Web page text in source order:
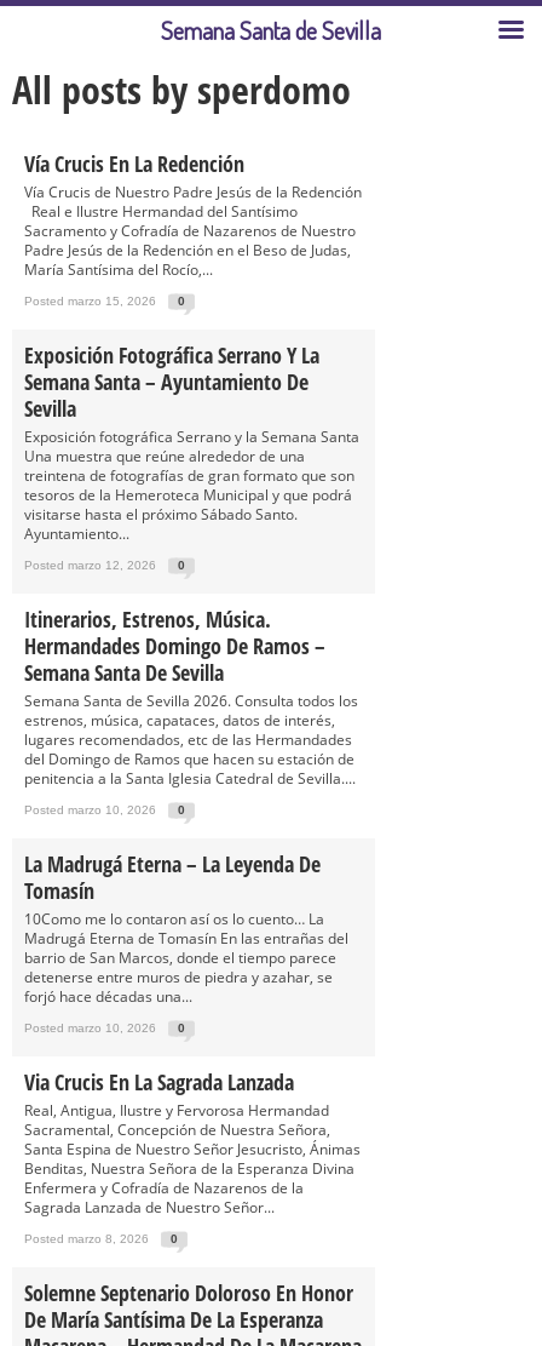
All posts by sperdomo
Vía Crucis En La Redención
Vía Crucis de Nuestro Padre Jesús de la Redención
Real e Ilustre Hermandad del Santísimo
Sacramento y Cofradía de Nazarenos de Nuestro
Padre Jesús de la Redención en el Beso de Judas,
María Santísima del Rocío,...
Posted marzo 15, 2026 0
Exposición Fotográfica Serrano Y La
Semana Santa – Ayuntamiento De
Sevilla
Exposición fotográfica Serrano y la Semana Santa
Una muestra que reúne alrededor de una
treintena de fotografías de gran formato que son
tesoros de la Hemeroteca Municipal y que podrá
visitarse hasta el próximo Sábado Santo.
Ayuntamiento...
Posted marzo 12, 2026 0
Itinerarios, Estrenos, Música.
Hermandades Domingo De Ramos –
Semana Santa De Sevilla
Semana Santa de Sevilla 2026. Consulta todos los
estrenos, música, capataces, datos de interés,
lugares recomendados, etc de las Hermandades
del Domingo de Ramos que hacen su estación de
penitencia a la Santa Iglesia Catedral de Sevilla....
Posted marzo 10, 2026 0
La Madrugá Eterna – La Leyenda De
Tomasín
10Como me lo contaron así os lo cuento… La
Madrugá Eterna de Tomasín En las entrañas del
barrio de San Marcos, donde el tiempo parece
detenerse entre muros de piedra y azahar, se
forjó hace décadas una...
Posted marzo 10, 2026 0
Via Crucis En La Sagrada Lanzada
Real, Antigua, Ilustre y Fervorosa Hermandad
Sacramental, Concepción de Nuestra Señora,
Santa Espina de Nuestro Señor Jesucristo, Ánimas
Benditas, Nuestra Señora de la Esperanza Divina
Enfermera y Cofradía de Nazarenos de la
Sagrada Lanzada de Nuestro Señor...
Posted marzo 8, 2026 0
Solemne Septenario Doloroso En Honor
De María Santísima De La Esperanza
Semana Santa de Sevilla